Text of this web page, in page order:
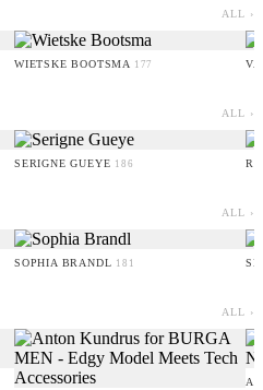
ALL ›
WIETSKE BOOTSMA 177
ALL ›
SERIGNE GUEYE 186
ALL ›
SOPHIA BRANDL 181
ALL ›